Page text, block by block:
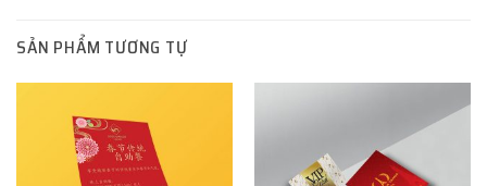
SẢN PHẨM TƯƠNG TỰ